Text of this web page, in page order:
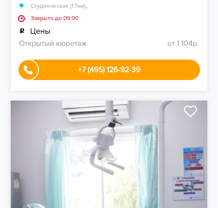
Студенческая (1.7км),
Закрыто до 09:00
Цены
Открытый кюретаж
от 1 104р.
+7 (495) 126-92-39